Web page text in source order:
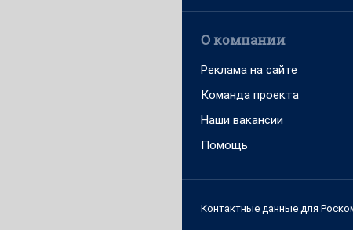
О компании
Реклама на сайте
Команда проекта
Наши вакансии
Помощь
Контактные данные для